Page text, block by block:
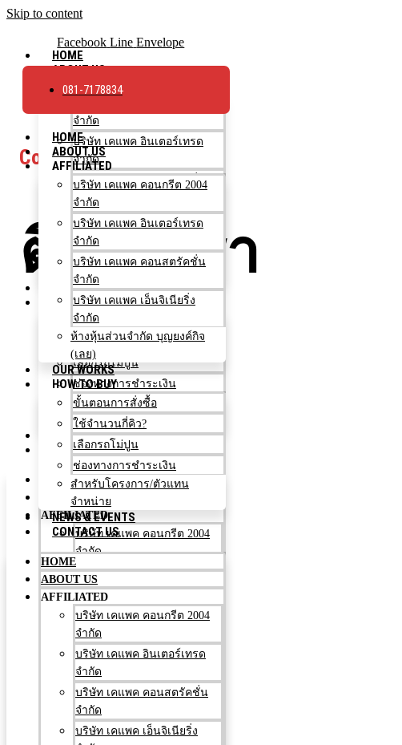
Skip to content
HOME
ABOUT US
AFFILIATED
จำกัด
บริษัท เคแพค อินเตอร์เทรด
จำกัด
บริษัท เคแพค คอนสตรัคชั่น
จำกัด
บริษัท เคแพค เอ็นจิเนียริ่ง
จำกัด
ห้างหุ้นส่วนจำกัด บุญยงค์กิจ
(เลย)
OUR WORKS
HOW TO BUY
ขั้นตอนการสั่งซื้อ
ใช้จำนวนกี่คิว?
เลือกรถโม่ปูน
ช่องทางการชำระเงิน
สำหรับโครงการ/ตัวแทน
จำหน่าย
NEWS & EVENTS
CONTACT US
HOME
ABOUT US
AFFILIATED
บริษัท เคแพค คอนกรีต 2004
จำกัด
บริษัท เคแพค อินเตอร์เทรด
จำกัด
บริษัท เคแพค คอนสตรัคชั่น
จำกัด
บริษัท เคแพค เอ็นจิเนียริ่ง
จำกัด
ห้างหุ้นส่วนจำกัด บุญยงค์กิจ
(เลย)
OUR WORKS
HOW TO BUY
Facebook Line Envelope
081-7178834
HOME
ABOUT US
AFFILIATED
บริษัท เคแพค คอนกรีต 2004
จำกัด
บริษัท เคแพค อินเตอร์เทรด
จำกัด
บริษัท เคแพค คอนสตรัคชั่น
จำกัด
บริษัท เคแพค เอ็นจิเนียริ่ง
จำกัด
ห้างหุ้นส่วนจำกัด บุญยงค์กิจ
(เลย)
OUR WORKS
HOW TO BUY
ขั้นตอนการสั่งซื้อ
ใช้จำนวนกี่คิว?
เลือกรถโม่ปูน
ช่องทางการชำระเงิน
สำหรับโครงการ/ตัวแทน
จำหน่าย
NEWS & EVENTS
CONTACT US
HOME
ABOUT US
AFFILIATED
บริษัท เคแพค คอนกรีต 2004
จำกัด
บริษัท เคแพค อินเตอร์เทรด
จำกัด
บริษัท เคแพค คอนสตรัคชั่น
จำกัด
บริษัท เคแพค เอ็นจิเนียริ่ง
Contact
ติดต่อเรา